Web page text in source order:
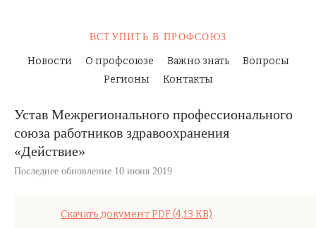
ВСТУПИТЬ В ПРОФСОЮЗ
Новости О профсоюзе Важно знать
Вопросы
Регионы
Контакты
Устав Межрегионального профессионального
союза работников здравоохранения
«Действие»
Последнее обновление 10 июня 2019
Скачать документPDF(4,13 KB)